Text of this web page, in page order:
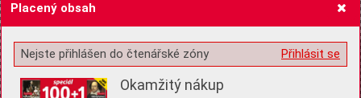
Žádost o souhlas s ukládáním volitelných informací
Placený obsah
Přihlásit se
Nejste přihlášen do čtenářské zóny
Okamžitý nákup